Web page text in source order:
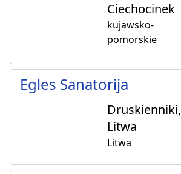
Ciechocinek
kujawsko-
pomorskie
Egles Sanatorija
Druskienniki,
Litwa
Litwa